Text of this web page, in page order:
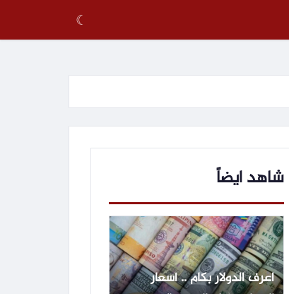
☾
شاهد ايضاً
اعرف الدولار بكام .. أسعار